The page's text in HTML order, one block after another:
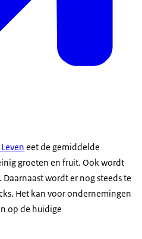
eet de gemiddelde
groeten en fruit. Ook wordt
wordt er nog steeds te
Het kan voor ondernemingen
op de huidige